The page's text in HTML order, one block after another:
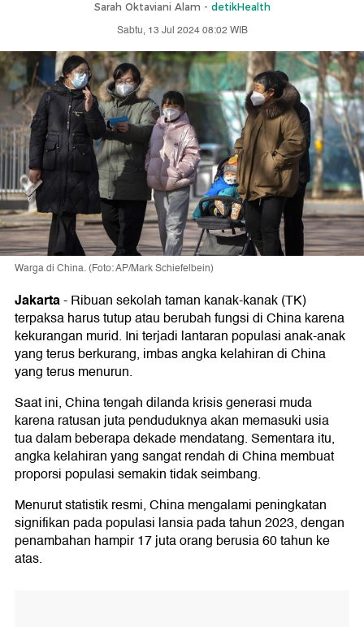
Sarah Oktaviani Alam - detikHealth
Sabtu, 13 Jul 2024 08:02 WIB
Warga di China. (Foto: AP/Mark Schiefelbein)
Jakarta-Ribuan sekolah taman kanak-kanak (TK)
terpaksa harus tutup atau berubah fungsi di China karena
kekurangan murid. Ini terjadi lantaran populasi anak-anak
yang terus berkurang, imbas angka kelahiran di China
yang terus menurun.
Saat ini, China tengah dilanda krisis generasi muda
karena ratusan juta penduduknya akan memasuki usia
tua dalam beberapa dekade mendatang. Sementara itu,
angka kelahiran yang sangat rendah di China membuat
proporsi populasi semakin tidak seimbang.
Menurut statistik resmi, China mengalami peningkatan
signifikan pada populasi lansia pada tahun 2023, dengan
penambahan hampir 17 juta orang berusia 60 tahun ke
atas.